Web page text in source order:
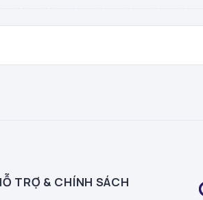
TRỢ & CHÍNH SÁCH